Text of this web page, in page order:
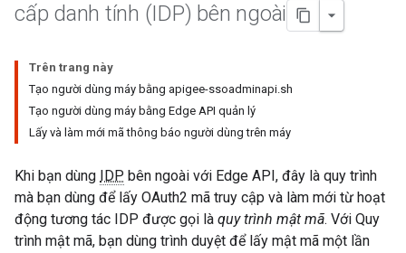
cấp danh tính (IDP) bên ngoài
Trên trang này
Tạo người dùng máy bằng apigee-ssoadminapi.sh
Tạo người dùng máy bằng Edge API quản lý
Lấy và làm mới mã thông báo người dùng trên máy
Khi bạn dùng IDP bên ngoài với Edge API, đây là quy trình
mà bạn dùng để lấy OAuth2 mã truy cập và làm mới từ hoạt
động tương tác IDP được gọi là quy trình mật mã. Với Quy
trình mật mã, bạn dùng trình duyệt để lấy mật mã một lần